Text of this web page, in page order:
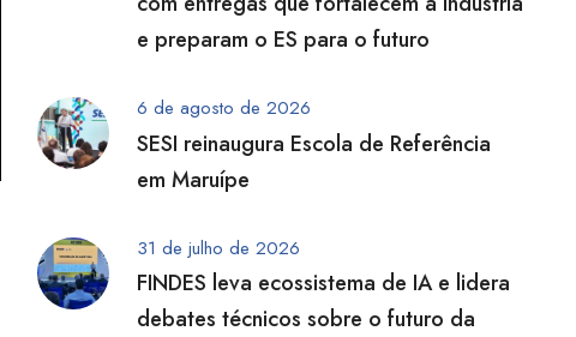
e preparam o ES para o futuro
6 de agosto de 2026
SESI reinaugura Escola de Referência
em Maruípe
31 de julho de 2026
FINDES leva ecossistema de IA e lidera
debates técnicos sobre o futuro da